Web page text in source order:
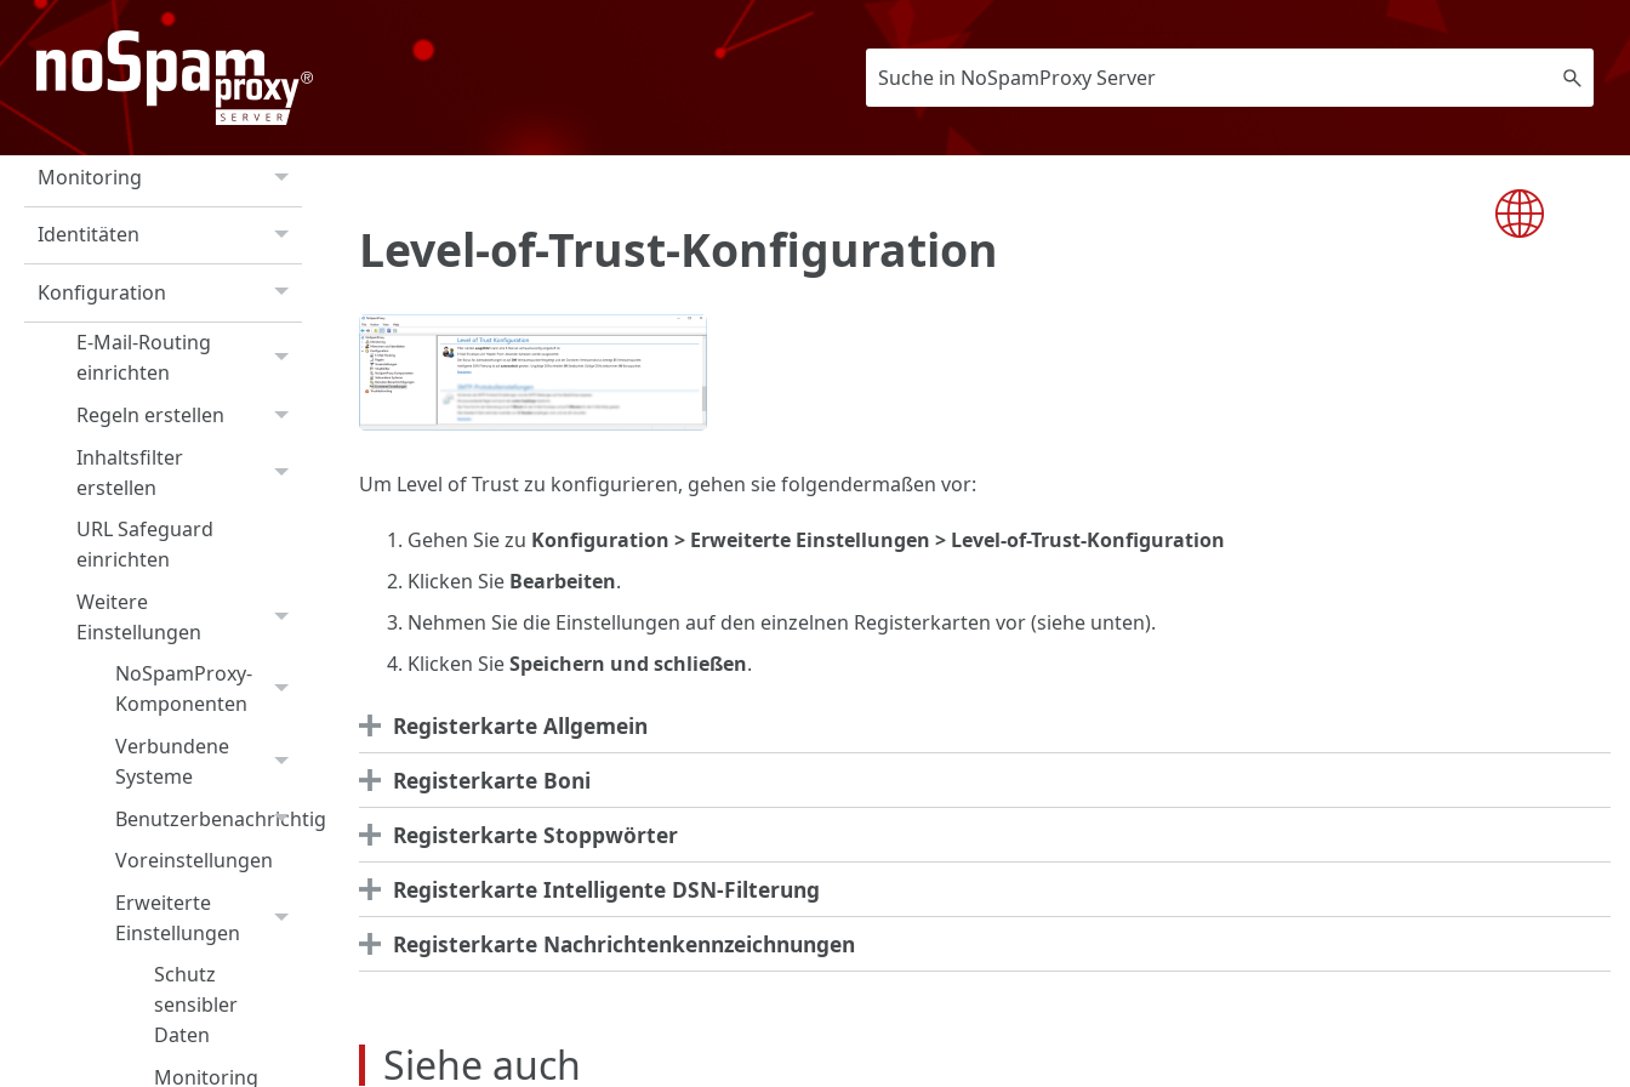
Zu Hauptinhalt springen
Update-Hinweise
Grundlagen
Monitoring
Identitäten
Konfiguration
E-Mail-Routing
einrichten
Regeln erstellen
Inhaltsfilter
erstellen
URL Safeguard
einrichten
Weitere
Einstellungen
NoSpamProxy-
Komponenten
Verbundene
Systeme
Benutzerbenachrichtigungen
Voreinstellungen
Erweiterte
Einstellungen
Schutz
sensibler
Daten
Monitoring
Level-of-Trust-Konfiguration
Um Level of Trust zu konfigurieren, gehen sie folgendermaßen vor:
Gehen Sie zu Konfiguration > Erweiterte Einstellungen > Level-of-Trust-Konfiguration
Klicken Sie Bearbeiten.
Nehmen Sie die Einstellungen auf den einzelnen Registerkarten vor (siehe unten).
Klicken SieSpeichern und schließen.
Registerkarte Allgemein
Registerkarte Boni
Registerkarte Stoppwörter
Registerkarte Intelligente DSN-Filterung
Registerkarte Nachrichtenkennzeichnungen
Siehe auch